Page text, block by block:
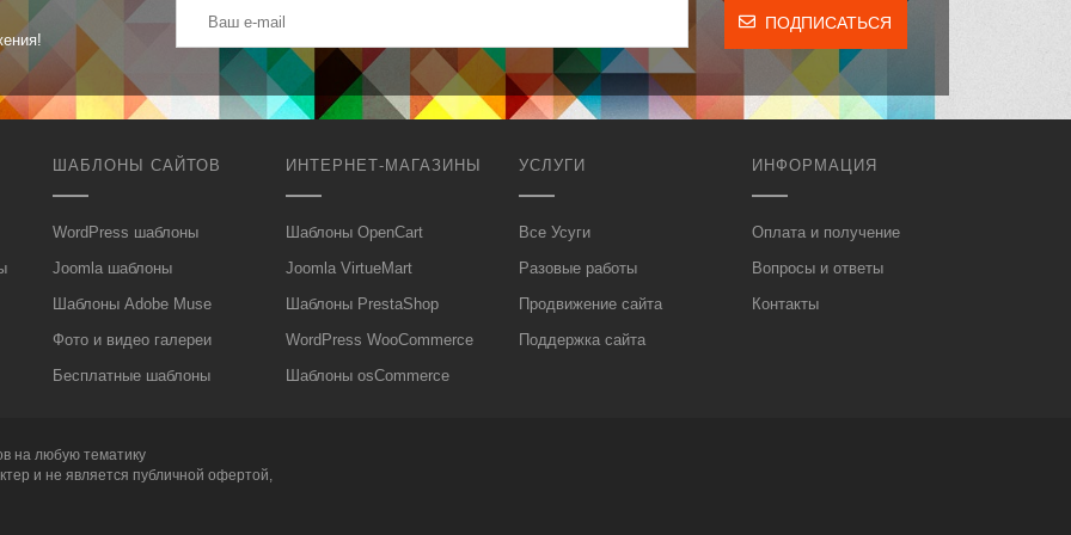
ПОДПИСАТЬСЯ
ШАБЛОНЫ САЙТОВ
WordPress шаблоны
Joomla шаблоны
Шаблоны Adobe Muse
Фото и видео галереи
Бесплатные шаблоны
ИНТЕРНЕТ-МАГАЗИНЫ
Шаблоны OpenCart
Joomla VirtueMart
Шаблоны PrestaShop
WordPress WooCommerce
Шаблоны osCommerce
УСЛУГИ
Все Усуги
Разовые работы
Продвижение сайта
Поддержка сайта
ИНФОРМАЦИЯ
Оплата и получение
Вопросы и ответы
Контакты
на любую тематику
и не является публичной офертой,